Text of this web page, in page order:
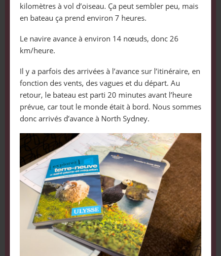
kilomètres à vol d’oiseau. Ça peut sembler peu, mais
en bateau ça prend environ 7 heures.
Le navire avance à environ 14 nœuds, donc 26
km/heure.
Il y a parfois des arrivées à l’avance sur l’itinéraire, en
fonction des vents, des vagues et du départ. Au
retour, le bateau est parti 20 minutes avant l’heure
prévue, car tout le monde était à bord. Nous sommes
donc arrivés d’avance à North Sydney.